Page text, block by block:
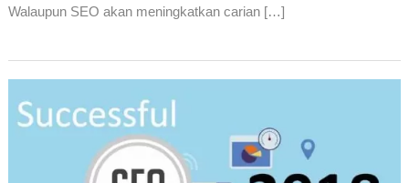
Walaupun SEO akan meningkatkan carian […]